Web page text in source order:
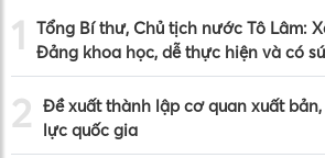
1
Tổng Bí thư, Chủ tịch nước Tô Lâm:
Đảng khoa học, dễ thực hiện và có
2 Đề xuất thành lập cơ quan xuất
lực quốc gia